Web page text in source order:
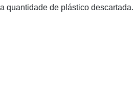
quantidade de plástico descartada.